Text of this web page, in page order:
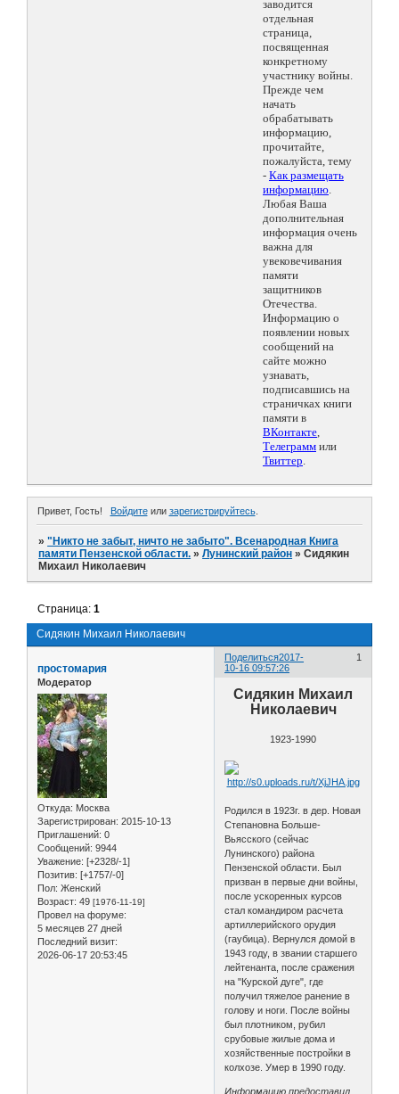
заводится
отдельная
страница,
посвященная
конкретному
участнику войны.
Прежде чем
начать
обрабатывать
информацию,
прочитайте,
пожалуйста, тему
- Как размещать
информацию.
Любая Ваша
дополнительная
информация очень
важна для
увековечивания
памяти
защитников
Отечества.
Информацию о
появлении новых
сообщений на
сайте можно
узнавать,
подписавшись на
страничках книги
памяти в
ВКонтакте,
Телеграмм или
Твиттер.
Привет, Гость! Войдитеили зарегистрируйтесь.
»"Никто не забыт, ничто не забыто". Всенародная Книга
памяти Пензенской области. »Лунинский район »Сидякин
Михаил Николаевич
Сидякин Михаил Николаевич
Страница:1
Поделиться 1
2017-
10-16 09:57:26
простомария
Модератор
Откуда: Москва
Зарегистрирован: 2015-10-13
Приглашений: 0
Сообщений: 9944
Уважение: [+2328/-1]
Позитив: [+1757/-0]
Пол: Женский
Возраст: 49 [1976-11-19]
Провел на форуме:
5 месяцев 27 дней
Последний визит:
2026-06-17 20:53:45
Сидякин Михаил
Николаевич
1923-1990
Родился в 1923г. в дер. Новая
Степановна Больше-
Вьясского (сейчас
Лунинского) района
Пензенской области. Был
призван в первые дни войны,
после ускоренных курсов
стал командиром расчета
артиллерийского орудия
(гаубица). Вернулся домой в
1943 году, в звании старшего
лейтенанта, после сражения
на "Курской дуге", где
получил тяжелое ранение в
голову и ноги. После войны
был плотником, рубил
срубовые жилые дома и
хозяйственные постройки в
колхозе. Умер в 1990 году.
Информацию предоставил